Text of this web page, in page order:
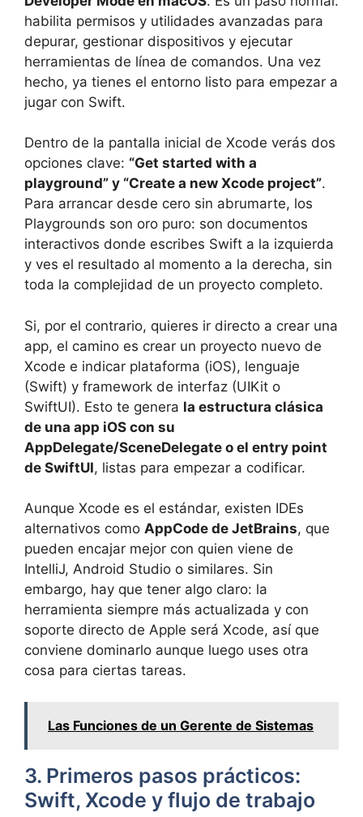
habilita permisos y utilidades avanzadas para
depurar, gestionar dispositivos y ejecutar
herramientas de línea de comandos. Una vez
hecho, ya tienes el entorno listo para empezar a
jugar con Swift.
Dentro de la pantalla inicial de Xcode verás dos
opciones clave: “Get started with a
playground” y “Create a new Xcode project”.
Para arrancar desde cero sin abrumarte, los
Playgrounds son oro puro: son documentos
interactivos donde escribes Swift a la izquierda
y ves el resultado al momento a la derecha, sin
toda la complejidad de un proyecto completo.
Si, por el contrario, quieres ir directo a crear una
app, el camino es crear un proyecto nuevo de
Xcode e indicar plataforma (iOS), lenguaje
(Swift) y framework de interfaz (UIKit o
SwiftUI). Esto te genera la estructura clásica
de una app iOS con su
AppDelegate/SceneDelegate o el entry point
de SwiftUI, listas para empezar a codificar.
Aunque Xcode es el estándar, existen IDEs
alternativos como AppCode de JetBrains, que
pueden encajar mejor con quien viene de
IntelliJ, Android Studio o similares. Sin
embargo, hay que tener algo claro: la
herramienta siempre más actualizada y con
soporte directo de Apple será Xcode, así que
conviene dominarlo aunque luego uses otra
cosa para ciertas tareas.
Las Funciones de un Gerente de Sistemas
3. Primeros pasos prácticos:
Swift, Xcode y flujo de trabajo